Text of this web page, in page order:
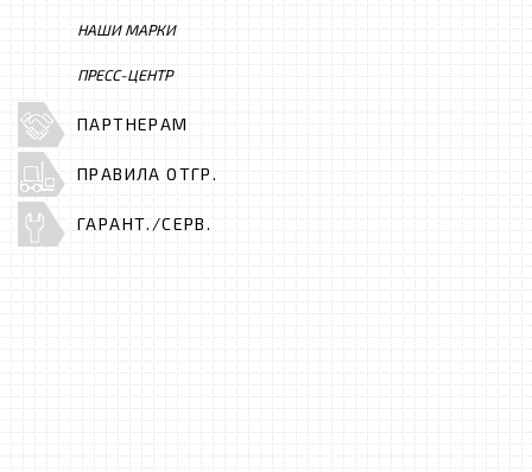
НАШИ МАРКИ
ПРЕСС-ЦЕНТР
ПАРТНЕРАМ
ПРАВИЛА ОТГР.
ГАРАНТ./СЕРВ.